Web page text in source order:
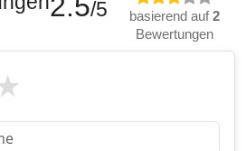
2.5/5 basierend auf2
Bewertungen